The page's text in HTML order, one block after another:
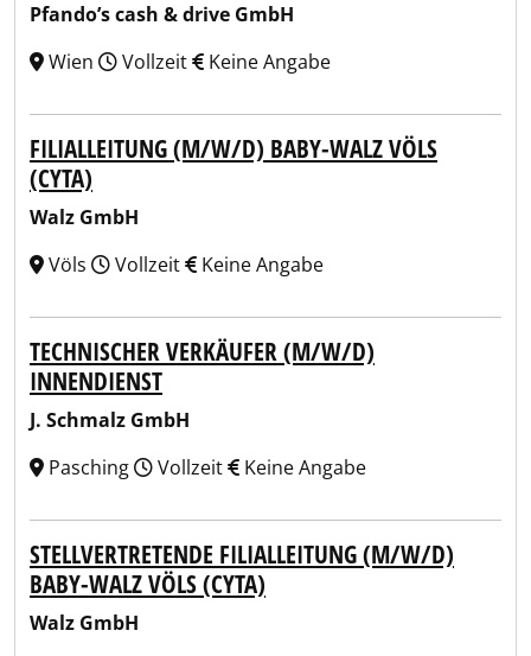
Pfando’s cash & drive GmbH
Wien
Vollzeit Keine Angabe
FILIALLEITUNG (M/W/D) BABY-WALZ VÖLS
(CYTA)
Walz GmbH
Völs
Vollzeit Keine Angabe
TECHNISCHER VERKÄUFER (M/W/D)
INNENDIENST
J. Schmalz GmbH
Pasching
Vollzeit Keine Angabe
STELLVERTRETENDE FILIALLEITUNG (M/W/D)
BABY-WALZ VÖLS (CYTA)
Walz GmbH